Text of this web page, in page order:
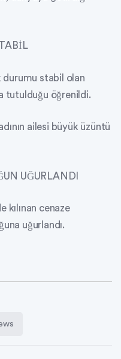
durumu stabil olan
tutulduğu öğrenildi.
ailesi büyük üzüntü
UĞURLANDI
kılınan cenaze
uğurlandı.